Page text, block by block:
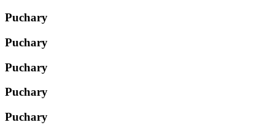
Puchary
Puchary
Puchary
Puchary
Puchary